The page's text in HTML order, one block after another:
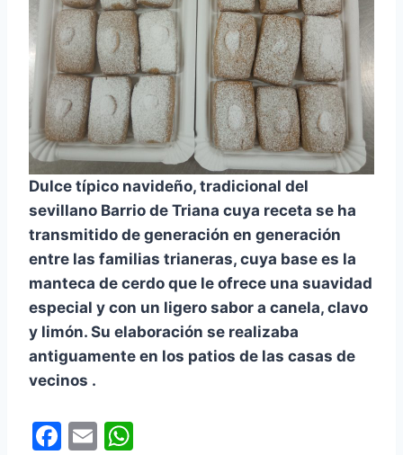
Dulce típico navideño, tradicional del
sevillano Barrio de Triana cuya receta se ha
transmitido de generación en generación
entre las familias trianeras, cuya base es la
manteca de cerdo que le ofrece una suavidad
especial y con un ligero sabor a canela, clavo
y limón. Su elaboración se realizaba
antiguamente en los patios de las casas de
vecinos .
F
E